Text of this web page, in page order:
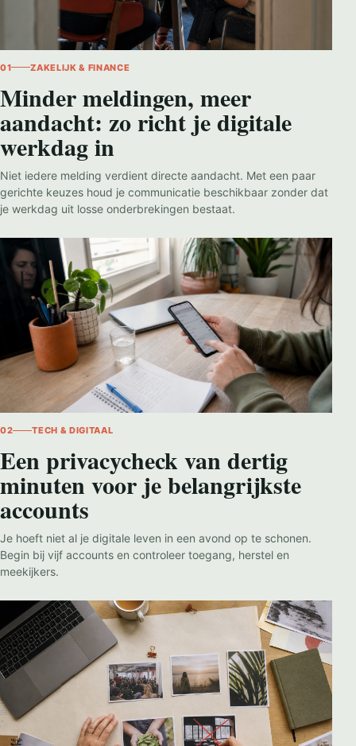
01 ZAKELIJK & FINANCE
Minder meldingen, meer
aandacht: zo richt je digitale
werkdag in
Niet iedere melding verdient directe aandacht. Met een paar
gerichte keuzes houd je communicatie beschikbaar zonder dat
je werkdag uit losse onderbrekingen bestaat.
02 TECH & DIGITAAL
Een privacycheck van dertig
minuten voor je belangrijkste
accounts
Je hoeft niet al je digitale leven in een avond op te schonen.
Begin bij vijf accounts en controleer toegang, herstel en
meekijkers.